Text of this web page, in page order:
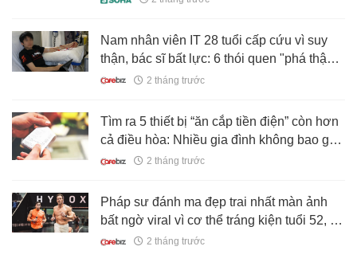
Nam nhân viên IT 28 tuổi cấp cứu vì suy
thận, bác sĩ bất lực: 6 thói quen "phá thận"
nhanh thì anh mắc 4
2 tháng trước
Tìm ra 5 thiết bị “ăn cắp tiền điện” còn hơn
cả điều hòa: Nhiều gia đình không bao giờ
tắt, bảo sao hóa đơn tăng cao
2 tháng trước
Pháp sư đánh ma đẹp trai nhất màn ảnh
bất ngờ viral vì cơ thể tráng kiện tuổi 52, tất
cả nhờ một môn thể thao đặc biệt
2 tháng trước